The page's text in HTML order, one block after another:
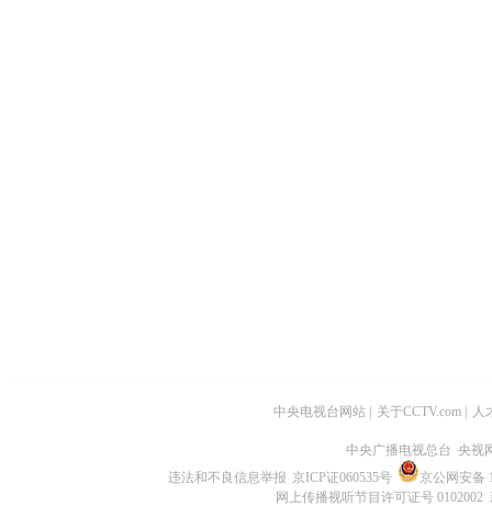
中央电视台网站 关于CCTV.com 人
中央广播电视总台 央视
违法和不良信息举报 京ICP证060535号
京公网安备
网上传播视听节目许可证号 0102002